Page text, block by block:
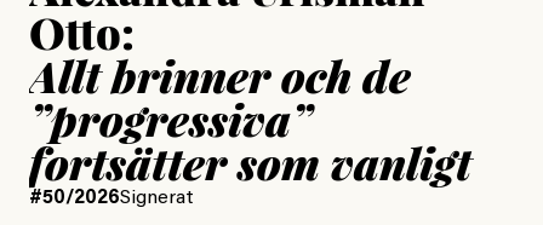
Otto:
Allt brinner och de
”progressiva”
fortsätter som vanligt
#50/2026Signerat